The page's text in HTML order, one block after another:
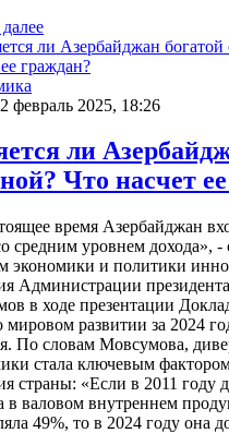
февраль 2025, 18:26
ли
Что насчет
время Азербайджан
средним уровнем дохода»,
экономики и политики
Администрации
в ходе презентации
мировом развитии за 2024
По словам Мовсумова,
стала ключевым
страны: «Если в 2011 году
в валовом внутреннем
49%, то в 2024 году она